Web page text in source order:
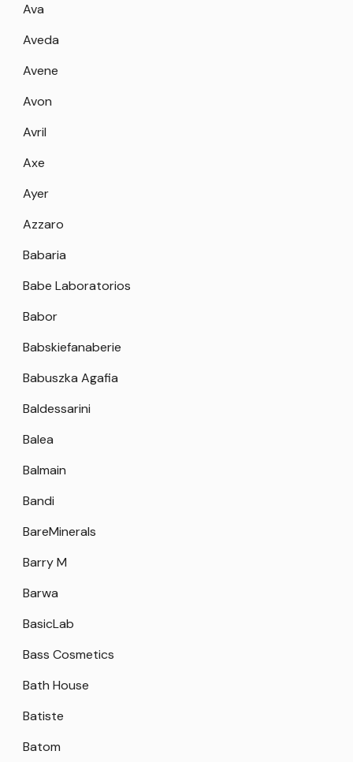
Ava
Aveda
Avene
Avon
Avril
Axe
Ayer
Azzaro
Babaria
Babe Laboratorios
Babor
Babskiefanaberie
Babuszka Agafia
Baldessarini
Balea
Balmain
Bandi
BareMinerals
Barry M
Barwa
BasicLab
Bass Cosmetics
Bath House
Batiste
Batom